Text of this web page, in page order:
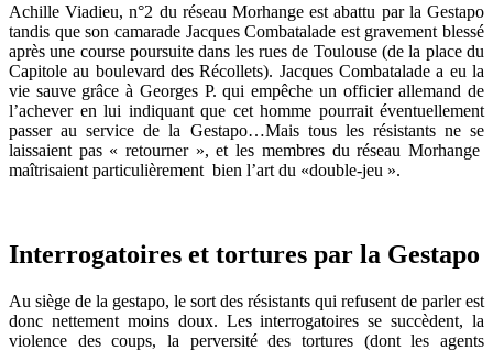
Achille Viadieu, n°2 du réseau Morhange est abattu par la Gestapo
tandis que son camarade Jacques Combatalade est gravement blessé
après une course poursuite dans les rues de Toulouse (de la place du
Capitole au boulevard des Récollets). Jacques Combatalade a eu la
vie sauve grâce à Georges P. qui empêche un officier allemand de
l’achever en lui indiquant que cet homme pourrait éventuellement
passer au service de la Gestapo…Mais tous les résistants ne se
laissaient pas « retourner », et les membres du réseau Morhange
maîtrisaient particulièrement bien l’art du «double-jeu ».
Interrogatoires et tortures par la Gestapo
Au siège de la gestapo, le sort des résistants qui refusent de parler est
donc nettement moins doux. Les interrogatoires se succèdent, la
violence des coups, la perversité des tortures (dont les agents